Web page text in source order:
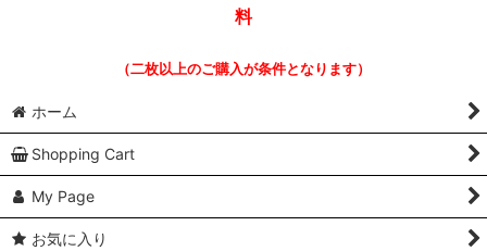
料
（二枚以上のご購入が条件となります）
ホーム
Shopping Cart
My Page
お気に入り